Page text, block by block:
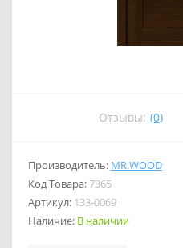
Отзывы: (0)
Производитель: MR.WOOD
Код Товара:7365
Артикул: 133-0069
Наличие: В наличии